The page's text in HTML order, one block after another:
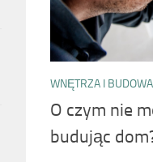
WNĘTRZA I BUDOWA
O czym nie
budując